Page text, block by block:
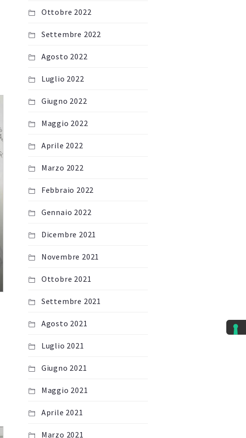
Ottobre 2022
Settembre 2022
Agosto 2022
Luglio 2022
Giugno 2022
Maggio 2022
Aprile 2022
Marzo 2022
Febbraio 2022
Gennaio 2022
Dicembre 2021
Novembre 2021
Ottobre 2021
Settembre 2021
Agosto 2021
Luglio 2021
Giugno 2021
Maggio 2021
Aprile 2021
Marzo 2021